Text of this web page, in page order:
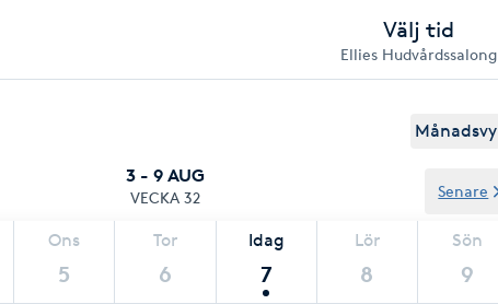
Välj tid
Ellies Hudvårdssalong
Månadsvy
3 - 9 AUG
VECKA 32
Ons
5
Tor
6
Idag
7
Lör
8
Sön
9
Senare